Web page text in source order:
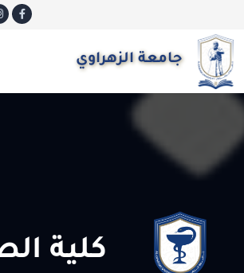
جامعة الزهراوي
كلية